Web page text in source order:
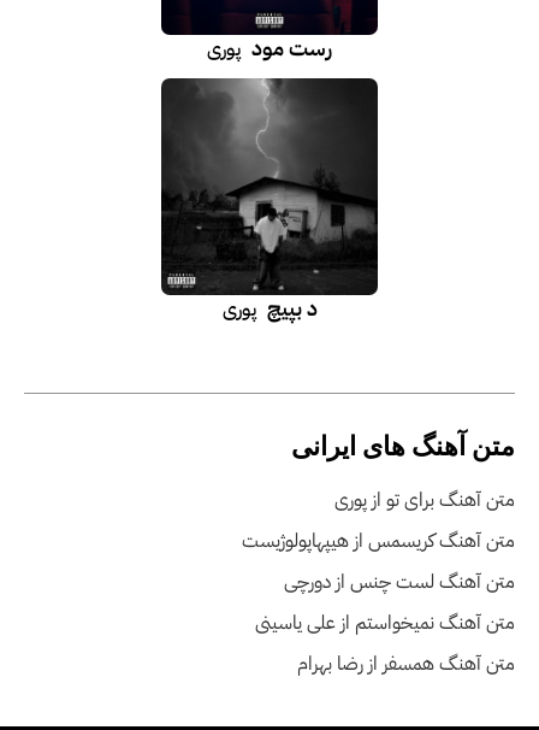
رست مود پوری
د بپیچ پوری
متن آهنگ های ایرانی
متن آهنگ برای تو از پوری
متن آهنگ کریسمس از هیپهاپولوژیست
متن آهنگ لست چنس از دورچی
متن آهنگ نمیخواستم از علی یاسینی
متن آهنگ همسفر از رضا بهرام